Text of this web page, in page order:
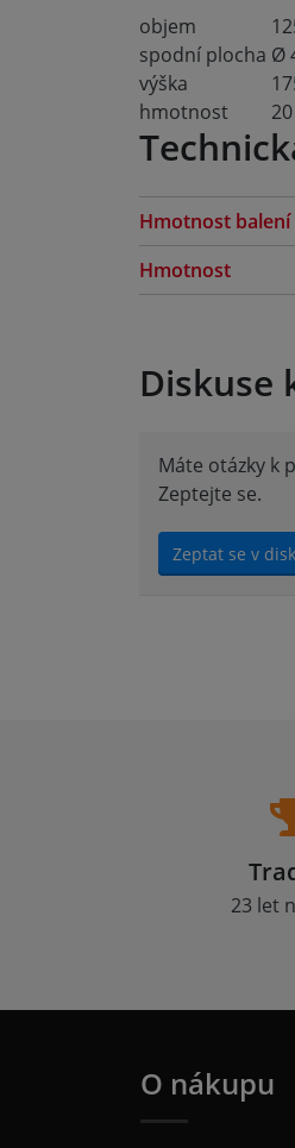
objem
spodní plocha
výška
hmotnost
Ø
Hmotnost balení
Hmotnost
Diskuse
Máte otázky k
Zeptejte se.
Zeptat se v
23 let
O nákupu